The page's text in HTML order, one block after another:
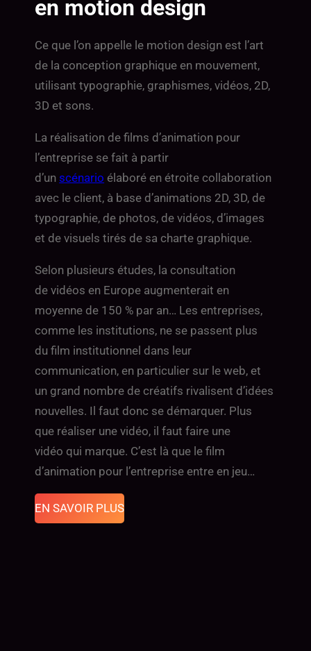
en motion design
Ce que l’on appelle le motion design est l’art
de la conception graphique en mouvement,
utilisant typographie, graphismes, vidéos, 2D,
3D et sons.
La réalisation de films d’animation pour
l’entreprise se fait à partir
d’unscénario élaboré en étroite collaboration
avec le client, à base d’animations 2D, 3D, de
typographie, de photos, de vidéos, d’images
et de visuels tirés de sa charte graphique.
Selon plusieurs études, la consultation
de vidéos en Europe augmenterait en
moyenne de 150 % par an… Les entreprises,
comme les institutions, ne se passent plus
du film institutionnel dans leur
communication, en particulier sur le web, et
un grand nombre de créatifs rivalisent d’idées
nouvelles. Il faut donc se démarquer. Plus
que réaliser une vidéo, il faut faire une
vidéo qui marque. C’est là que le film
d’animation pour l’entreprise entre en jeu…
EN SAVOIR PLUS